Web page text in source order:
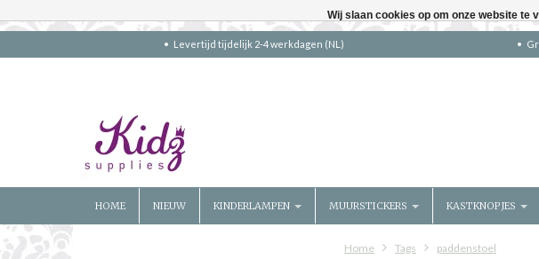
Levertijd tijdelijk 2-4 werkdagen (NL)
HOME NIEUW KINDERLAMPEN MUURSTICKERS KASTKNOPJES
Home Tags paddenstoel
Wij slaan cookies op om onze website te